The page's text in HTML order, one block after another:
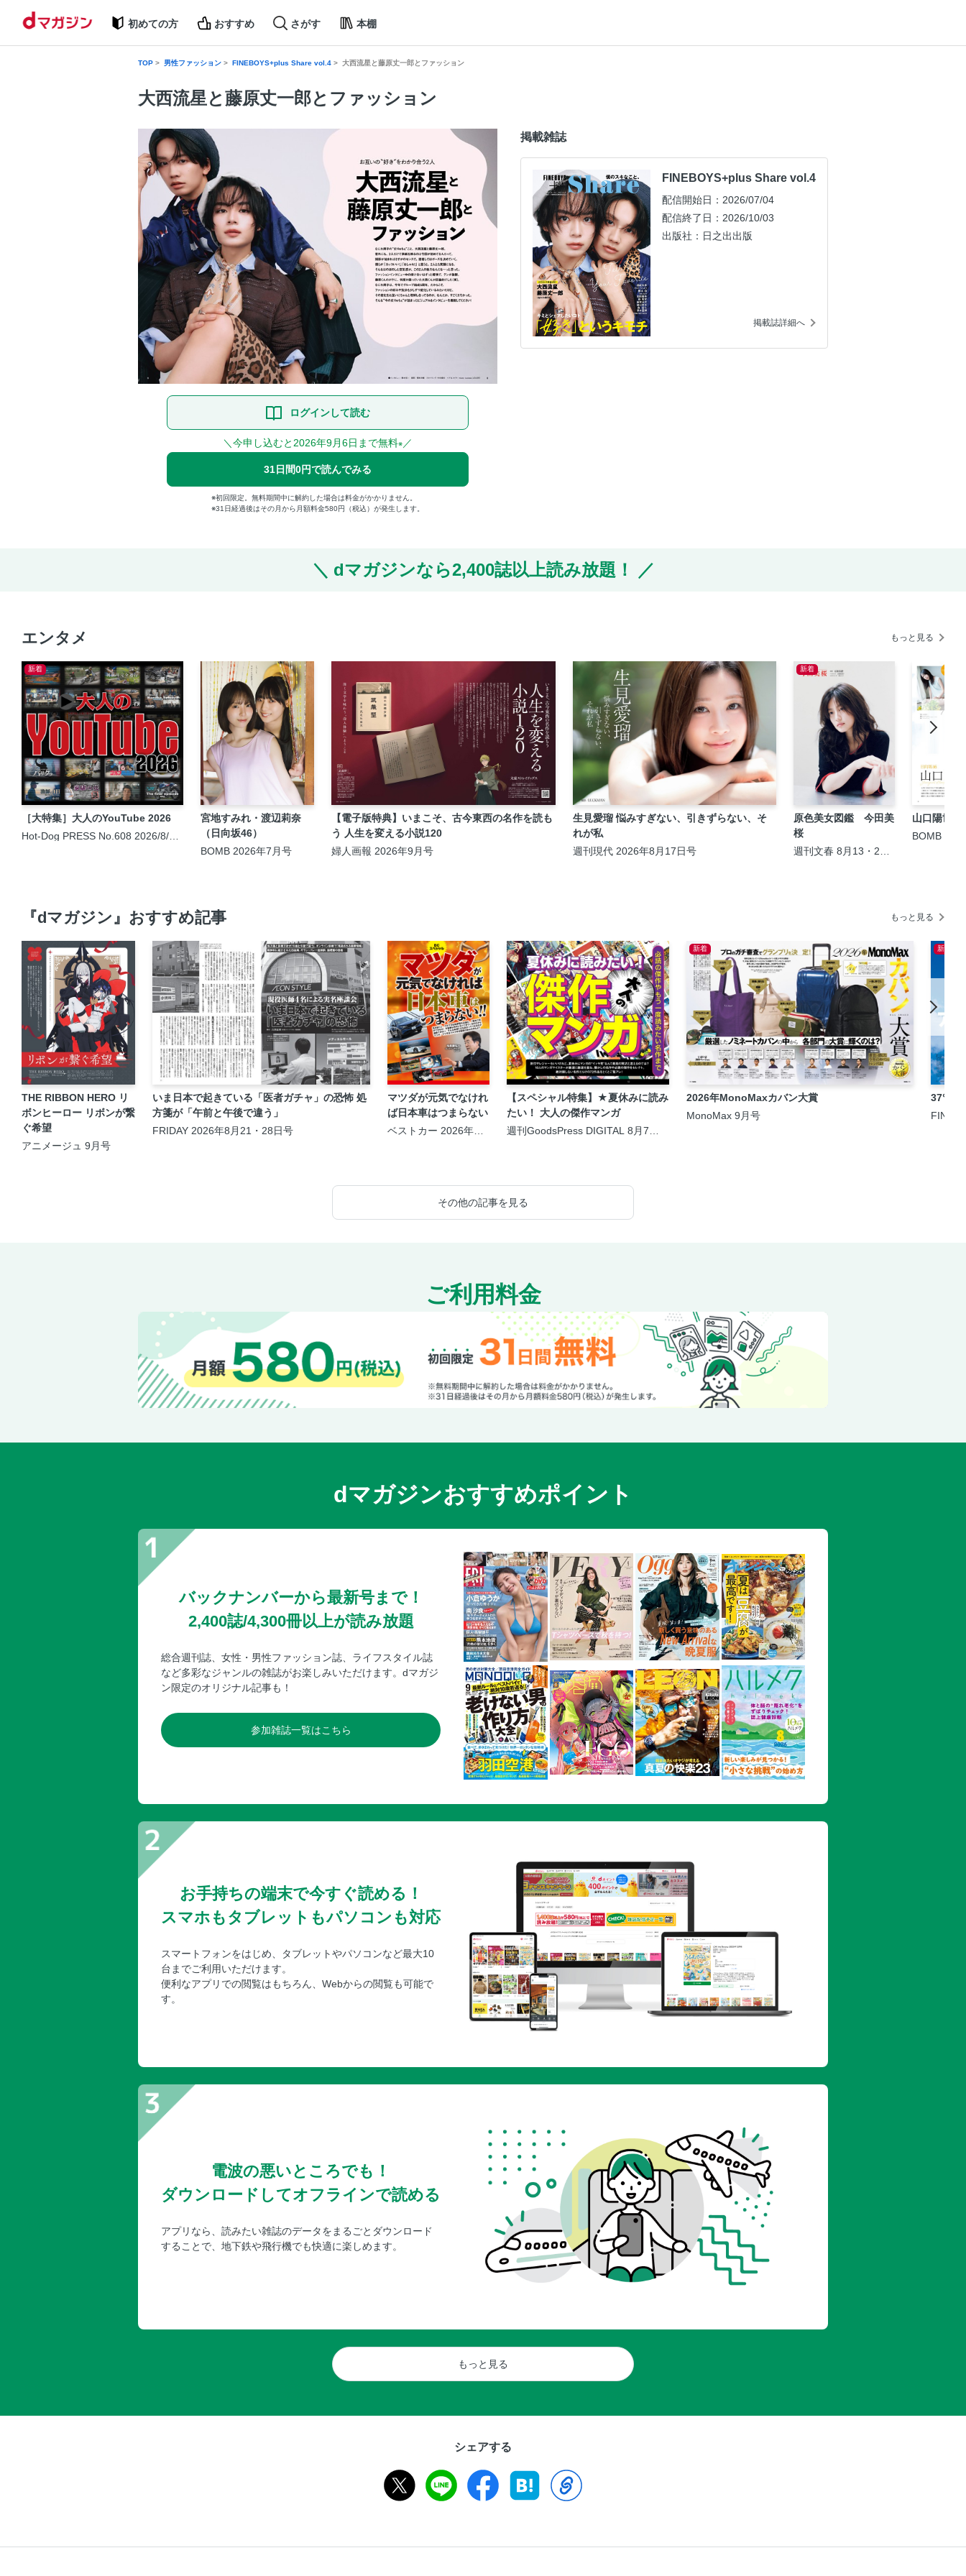
初めての方 おすすめ さがす 本棚
TOP 男性ファッション FINEBOYS+plus Share vol.4 大西流星と藤原丈一郎とファッション
大西流星と藤原丈一郎とファッション
ログインして読む
＼今申し込むと2026年9月6日まで無料※ ／
31日間0円で読んでみる
初回限定。無料期間中に解約した場合は料金がかかりません。
31日経過後はその月から月額料金580円（税込）が発生します。
掲載雑誌
FINEBOYS+plus Share vol.4
配信開始日：2026/07/04
配信終了日：2026/10/03
出版社：日之出出版
掲載誌詳細へ
dマガジンなら2,400誌以上読み放題！
エンタメ もっと見る
新着
［大特集］大人のYouTube 2026
Hot-Dog PRESS No.608 2026/8/6
宮地すみれ・渡辺莉奈
（日向坂46）
BOMB 2026年7月号
【電子版特典】いまこそ、古今東西の名作を読も
う 人生を変える小説120
婦人画報 2026年9月号
生見愛瑠 悩みすぎない、引きずらない、そ
れが私
週刊現代 2026年8月17日号
新着
原色美女図鑑 今田美
桜
週刊文春 8月13・20
山口陽世（
BOMB
『dマガジン』おすすめ記事 もっと見る
THE RIBBON HERO リ
ボンヒーロー リボンが繋
ぐ希望
アニメージュ 9月号
いま日本で起きている「医者ガチャ」の恐怖 処
方箋が「午前と午後で違う」
FRIDAY 2026年8月21・28日号
マツダが元気でなけれ
ば日本車はつまらない
ベストカー 2026年9
【スペシャル特集】★夏休みに読み
たい！ 大人の傑作マンガ
週刊GoodsPress DIGITAL 8月7日
新着
2026年MonoMaxカバン大賞
MonoMax 9月号
新着
37℃ア
その他の記事を見る
ご利用料金
dマガジンおすすめポイント
バックナンバーから最新号まで！
2,400誌/4,300冊以上が読み放題
総合週刊誌、女性・男性ファッション誌、ライフスタイル誌
など多彩なジャンルの雑誌がお楽しみいただけます。dマガジ
ン限定のオリジナル記事も！
参加雑誌一覧はこちら
お手持ちの端末で今すぐ読める！
スマホもタブレットもパソコンも対応
スマートフォンをはじめ、タブレットやパソコンなど最大10
台までご利用いただけます。
便利なアプリでの閲覧はもちろん、Webからの閲覧も可能で
す。
電波の悪いところでも！
ダウンロードしてオフラインで読める
アプリなら、読みたい雑誌のデータをまるごとダウンロード
することで、地下鉄や飛行機でも快適に楽しめます。
もっと見る
シェアする